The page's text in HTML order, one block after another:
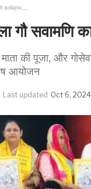
कार्यक्रम…..
गौ सवामणि
की पूजा, और
आयोजन
Last updated Oct 6, 2024